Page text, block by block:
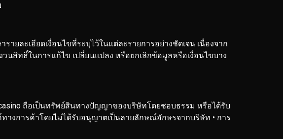
ยละเอียดเงื่อนไขที่ระบุไว้ในแต่ละรายการอย่างชัดเจน เนื่องจาก
วนสิทธิ์ในการแก้ไข เปลี่ยนแปลง หรือยกเลิกข้อมูลหรือเงื่อนไขบาง
ถือเป็นทรัพย์สินทางปัญญาของบริษัทโดยชอบธรรม หรือได้รับ
างการค้าโดยไม่ได้รับอนุญาตเป็นลายลักษณ์อักษรจากบริษัท • การ